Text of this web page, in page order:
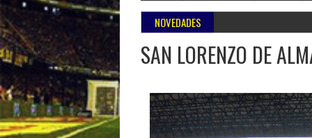
NOVEDADES
SAN LORENZO DE